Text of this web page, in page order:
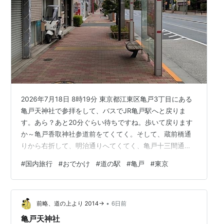
2026年7月18日 8時19分 東京都江東区亀戸3丁目にある
亀戸天神社で参拝をして、バスでJR亀戸駅へと戻りま
す。あら？あと20分ぐらい待ちですね。歩いて戻ります
か～亀戸香取神社参道前をてくてく。そして、蔵前橋通
りから右折して、明治通りへてくてく、亀戸十三間通り
る商店街です。8時37分 JR亀戸駅 北口に戻ってきまし
た。近かったのね。ここで、朝食タイムです。辺りをキ
ョロキョロ。あそこかな？しんぱち食堂 亀戸店東京都江
東区亀戸5丁目にあります。炭焼干物定食 しんぱち食堂
は、「日本の食文化を取り戻し、進化させたい」という
#国内旅行 #おでかけ #道の駅 #亀戸 #東京
前略、道の上より 2014→ • 6日前
亀戸天神社